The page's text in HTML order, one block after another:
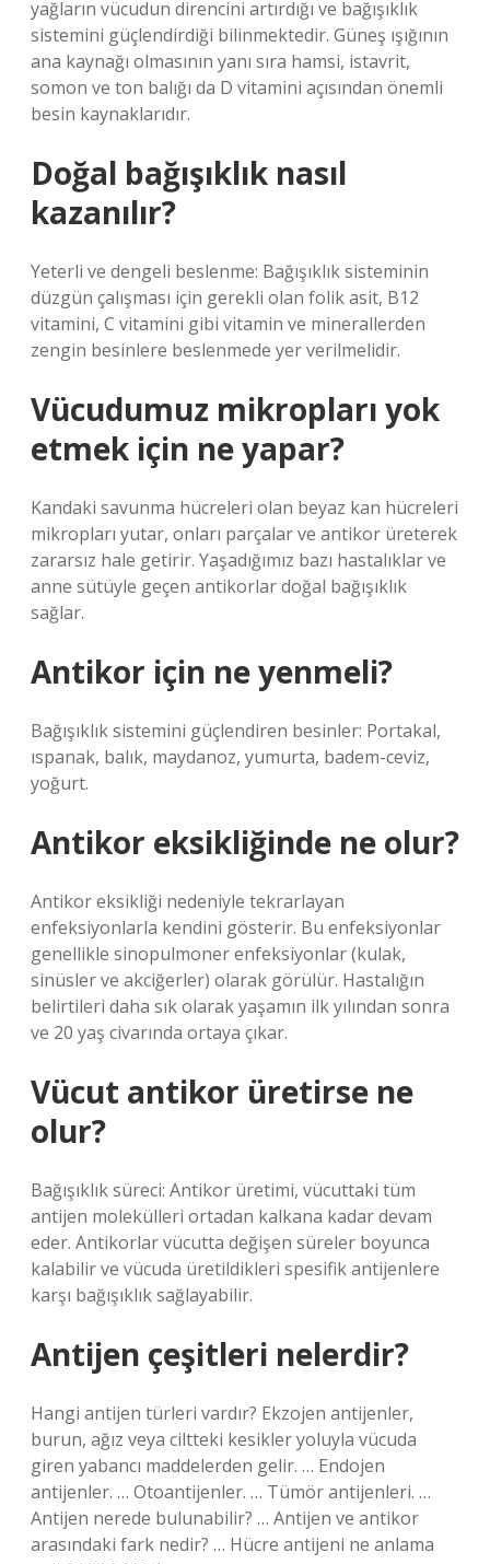
yağların vücudun direncini artırdığı ve bağışıklık
sistemini güçlendirdiği bilinmektedir. Güneş ışığının
ana kaynağı olmasının yanı sıra hamsi, istavrit,
somon ve ton balığı da D vitamini açısından önemli
besin kaynaklarıdır.
Doğal bağışıklık nasıl
kazanılır?
Yeterli ve dengeli beslenme: Bağışıklık sisteminin
düzgün çalışması için gerekli olan folik asit, B12
vitamini, C vitamini gibi vitamin ve minerallerden
zengin besinlere beslenmede yer verilmelidir.
Vücudumuz mikropları yok
etmek için ne yapar?
Kandaki savunma hücreleri olan beyaz kan hücreleri
mikropları yutar, onları parçalar ve antikor üreterek
zararsız hale getirir. Yaşadığımız bazı hastalıklar ve
anne sütüyle geçen antikorlar doğal bağışıklık
sağlar.
Antikor için ne yenmeli?
Bağışıklık sistemini güçlendiren besinler: Portakal,
ıspanak, balık, maydanoz, yumurta, badem-ceviz,
yoğurt.
Antikor eksikliğinde ne olur?
Antikor eksikliği nedeniyle tekrarlayan
enfeksiyonlarla kendini gösterir. Bu enfeksiyonlar
genellikle sinopulmoner enfeksiyonlar (kulak,
sinüsler ve akciğerler) olarak görülür. Hastalığın
belirtileri daha sık olarak yaşamın ilk yılından sonra
ve 20 yaş civarında ortaya çıkar.
Vücut antikor üretirse ne
olur?
Bağışıklık süreci: Antikor üretimi, vücuttaki tüm
antijen molekülleri ortadan kalkana kadar devam
eder. Antikorlar vücutta değişen süreler boyunca
kalabilir ve vücuda üretildikleri spesifik antijenlere
karşı bağışıklık sağlayabilir.
Antijen çeşitleri nelerdir?
Hangi antijen türleri vardır? Ekzojen antijenler,
burun, ağız veya ciltteki kesikler yoluyla vücuda
giren yabancı maddelerden gelir. … Endojen
antijenler. … Otoantijenler. … Tümör antijenleri. …
Antijen nerede bulunabilir? … Antijen ve antikor
arasındaki fark nedir? … Hücre antijeni ne anlama